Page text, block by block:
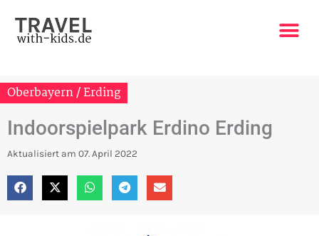
Inhalt
springen
Oberbayern / Erding
Indoorspielpark Erdino Erding
Aktualisiert am 07. April 2022